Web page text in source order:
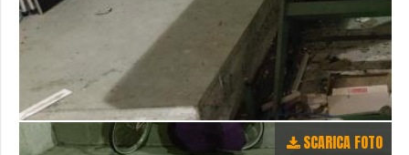
SCARICA FOTO